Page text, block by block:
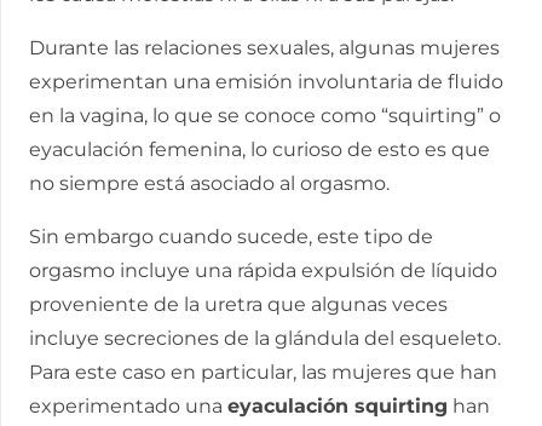
Durante las relaciones sexuales, algunas mujeres
experimentan una emisión involuntaria de fluido
en la vagina, lo que se conoce como “squirting” o
eyaculación femenina, lo curioso de esto es que
no siempre está asociado al orgasmo.
Sin embargo cuando sucede, este tipo de
orgasmo incluye una rápida expulsión de líquido
proveniente de la uretra que algunas veces
incluye secreciones de la glándula del esqueleto.
Para este caso en particular, las mujeres que han
experimentado una eyaculación squirting han